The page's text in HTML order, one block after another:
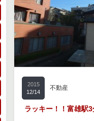
2015
12/14
不動産
ラッキー！！富雄駅